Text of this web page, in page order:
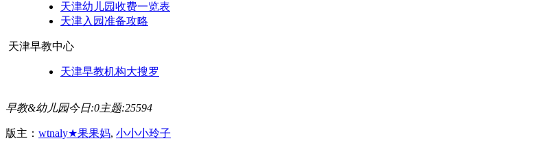
天津幼儿园收费一览表
天津入园准备攻略
天津早教中心
天津早教机构大搜罗
早教&幼儿园今日:0主题:25594
版主： wtnaly★果果妈, 小小小玲子